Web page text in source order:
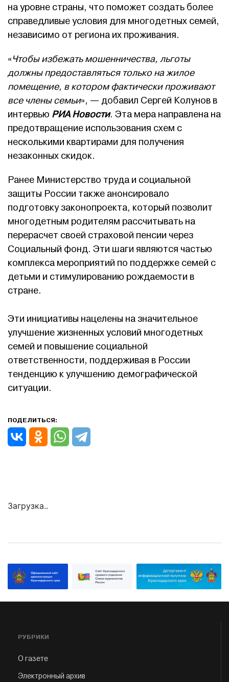
на уровне страны, что поможет создать более
справедливые условия для многодетных семей,
независимо от региона их проживания.
«Чтобы избежать мошенничества, льготы
должны предоставляться только на жилое
помещение, в котором фактически проживают
все члены семьи», — добавил Сергей Колунов в
интервью РИА Новости. Эта мера направлена на
предотвращение использования схем с
несколькими квартирами для получения
незаконных скидок.
Ранее Министерство труда и социальной
защиты России также анонсировало
подготовку законопроекта, который позволит
многодетным родителям рассчитывать на
перерасчет своей страховой пенсии через
Социальный фонд. Эти шаги являются частью
комплекса мероприятий по поддержке семей с
детьми и стимулированию рождаемости в
стране.
Эти инициативы нацелены на значительное
улучшение жизненных условий многодетных
семей и повышение социальной
ответственности, поддерживая в России
тенденцию к улучшению демографической
ситуации.
ПОДЕЛИТЬСЯ:
Загрузка..
РУБРИКИ
О газете
Электронный архив